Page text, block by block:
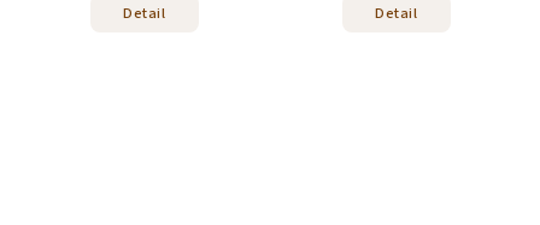
Detail Detail